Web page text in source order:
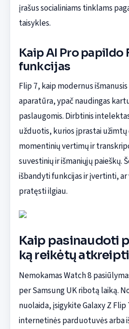
įrašus socialiniams tinklams
taisykles.
Kaip AI Pro papildo
funkcijas
Flip 7, kaip modernus
aparatūra, ypač naudingas
paslaugomis. Dirbtinis
užduotis, kurios įprastai
momentinių vertimų ir
suvestinių ir išmaniųjų paieškų.
išbandyti funkcijas ir įvertinti,
pratęsti ilgiau.
Kaip pasinaudoti
ką reikėtų
Nemokamas Watch 8
per Samsung UK ribotą laiką.
nuolaida, įsigykite Galaxy Z Flip
internetinės parduotuvės arba